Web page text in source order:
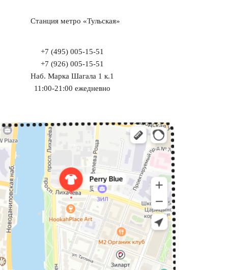
Станция метро «Тульская»
+7 (495) 005-15-51
+7 (926) 005-15-51
Наб. Марка Шагала 1 к.1
11:00-21:00 ежедневно